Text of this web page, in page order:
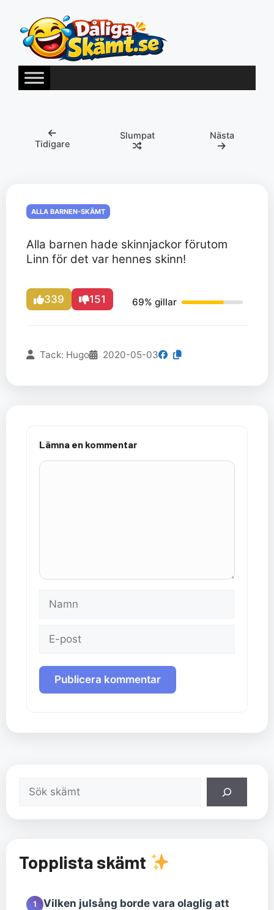
innehåll
Tidigare
Slumpat Nästa
ALLA BARNEN-SKÄMT
Alla barnen hade skinnjackor förutom
Linn för det var hennes skinn!
339 151 69% gillar
Tack: Hugo 2020-05-03
Lämna en kommentar
Kommentar
Namn
Sök
Topplista skämt
1
Vilken julsång borde vara olaglig att